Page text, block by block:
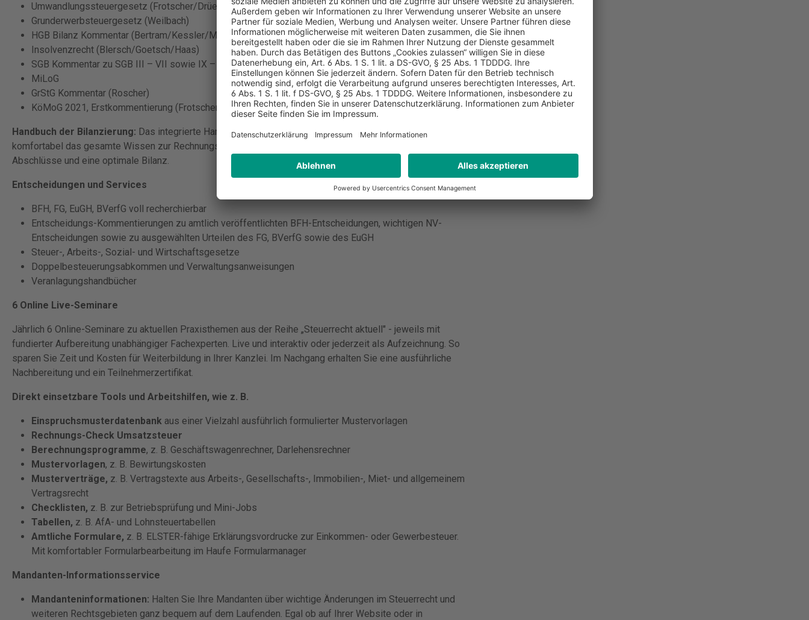
Umwandlungssteuergesetz (Frotscher/Drüen)
Grunderwerbsteuergesetz (Weilbach)
HGB Bilanz Kommentar (Bertram/Kessler/Müller)
Insolvenzrecht (Blersch/Goetsch/Haas)
SGB Kommentar zu SGB III – VII sowie IX – XI
MiLoG
GrStG Kommentar (Roscher)
KöMoG 2021, Erstkommentierung (Frotscher)
Handbuch der Bilanzierung: Das integrierte Handbuch der Bilanzierung liefert Ihnen zeitsparend und
komfortabel das gesamte Wissen zur Rechnungslegung nach HGB und EStG. Für prüfungssichere
Abschlüsse und eine optimale Bilanz.
Entscheidungen und Services
BFH, FG, EuGH, BVerfG voll recherchierbar
Entscheidungs-Kommentierungen zu amtlich veröffentlichten BFH-Entscheidungen, wichtigen NV-
Entscheidungen sowie zu ausgewählten Urteilen des FG, BVerfG sowie des EuGH
Steuer-, Arbeits-, Sozial- und Wirtschaftsgesetze
Doppelbesteuerungsabkommen und Verwaltungsanweisungen
Veranlagungshandbücher
6 Online Live-Seminare
Jährlich 6 Online-Seminare zu aktuellen Praxisthemen aus der Reihe „Steuerrecht aktuell" - jeweils mit
fundierter Aufbereitung unabhängiger Fachexperten. Live und interaktiv oder jederzeit als Aufzeichnung. So
sparen Sie Zeit und Kosten für Weiterbildung in Ihrer Kanzlei. Im Nachgang erhalten Sie eine ausführliche
Nachbereitung und ein Teilnehmerzertifikat.
Direkt einsetzbare Tools und Arbeitshilfen, wie z. B.
Einspruchsmusterdatenbank aus einer Vielzahl ausführlich formulierter Mustervorlagen
Rechnungs-Check Umsatzsteuer
Berechnungsprogramme, z. B. Geschäftswagenrechner, Darlehensrechner
Mustervorlagen, z. B. Bewirtungskosten
Musterverträge, z. B. Vertragstexte aus Arbeits-, Gesellschafts-, Immobilien-, Miet- und allgemeinem
Vertragsrecht
Checklisten, z. B. zur Betriebsprüfung und Mini-Jobs
Tabellen, z. B. AfA- und Lohnsteuertabellen
Amtliche Formulare, z. B. ELSTER-fähige Erklärungsvordrucke zur Einkommen- oder Gewerbesteuer.
Mit komfortabler Formularbearbeitung im Haufe Formularmanager
Mandanten-Informationsservice
Mandanteninformationen: Halten Sie Ihre Mandanten über wichtige Änderungen im Steuerrecht und
weiteren Rechtsgebieten ganz bequem auf dem Laufenden. Egal ob auf Ihrer Website oder in